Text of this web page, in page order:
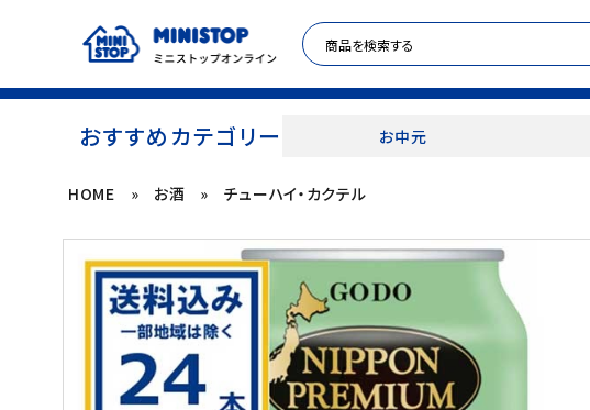
おすすめカテゴリー お中元
ACCOUNT MENU
ログイン person 新規登録
カテゴリから探す
HOME » お酒 » チューハイ・カクテル